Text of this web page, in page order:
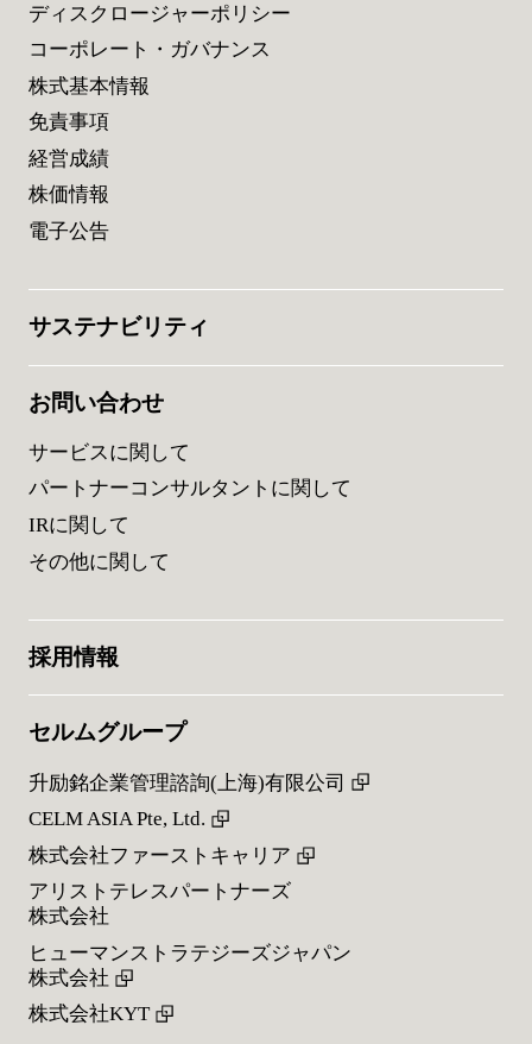
ディスクロージャーポリシー
コーポレート・ガバナンス
株式基本情報
免責事項
経営成績
株価情報
電子公告
サステナビリティ
お問い合わせ
サービスに関して
パートナーコンサルタントに関して
IRに関して
その他に関して
採用情報
セルムグループ
升励銘企業管理諮詢(上海)有限公司
CELM ASIA Pte, Ltd.
株式会社ファーストキャリア
アリストテレスパートナーズ
株式会社
ヒューマンストラテジーズジャパン
株式会社
株式会社KYT